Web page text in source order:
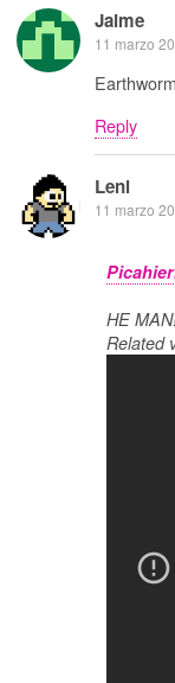
Jaime
11 marzo
Reply
Leni
11 marzo
HE
Related